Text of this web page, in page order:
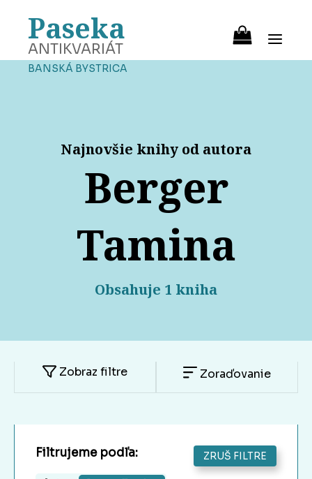
Paseka
ANTIKVARIÁT
BANSKÁ BYSTRICA
Najnovšie knihy od autora
Berger
Tamina
Obsahuje 1 kniha
Zobraz filtre Zoraďovanie
Filtrujeme podľa: ZRUŠ FILTRE